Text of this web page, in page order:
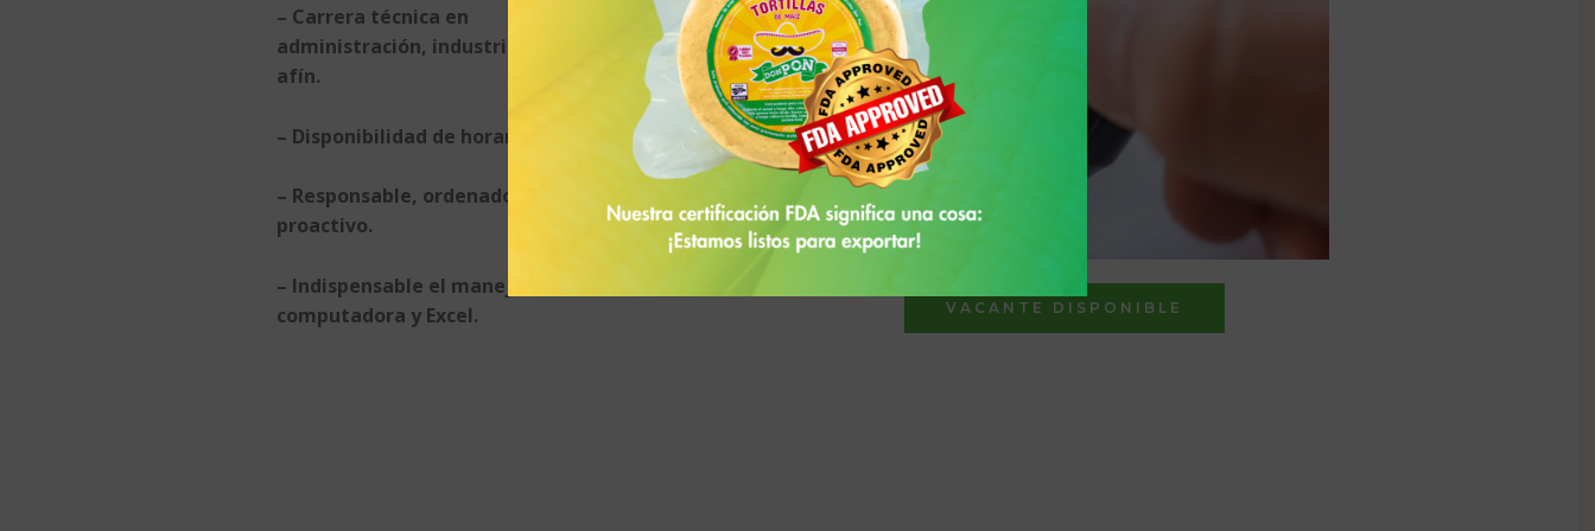
– Carrera técnica en
administración, industrial o
afín.
– Disponibilidad de horario.
– Responsable, ordenado,
proactivo.
– Indispensable el manejo de
computadora y Excel.
VACANTE DISPONIBLE